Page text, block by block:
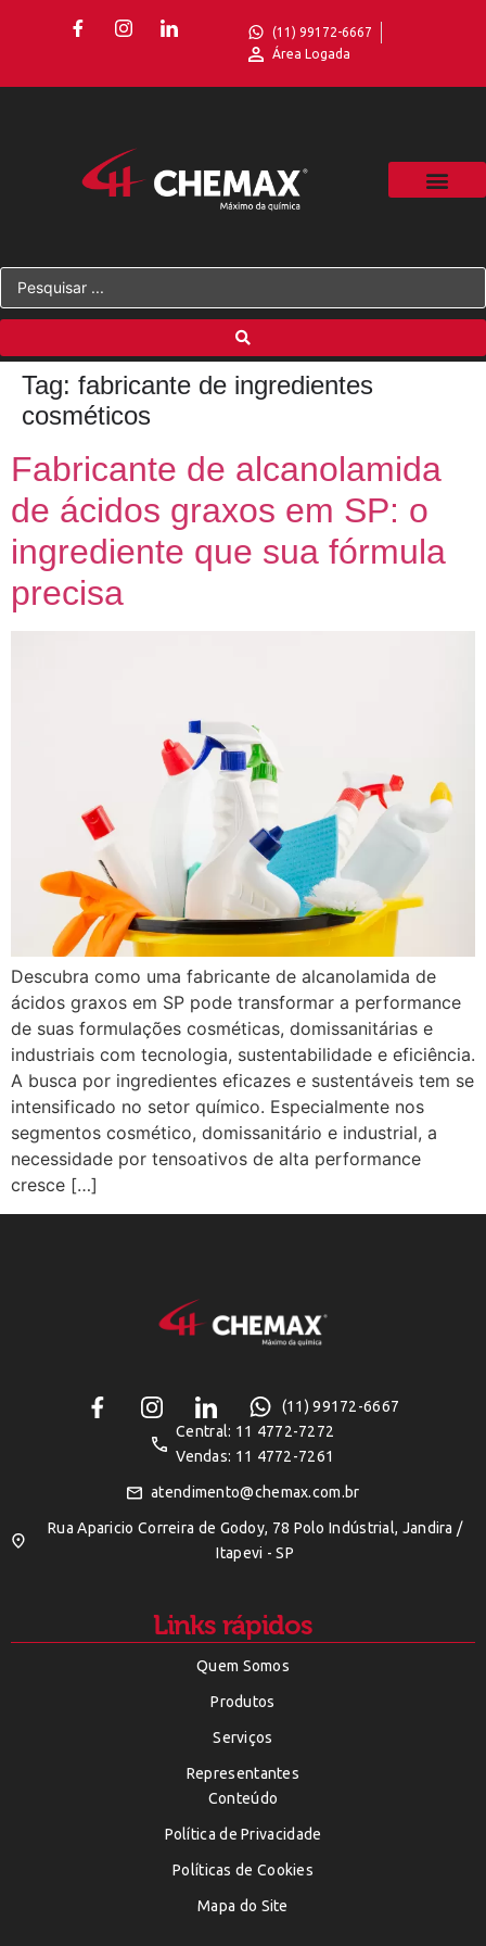
(11) 99172-6667
Área Logada
Tag: fabricante de ingredientes
cosméticos
Fabricante de alcanolamida
de ácidos graxos em SP: o
ingrediente que sua fórmula
precisa
Descubra como uma fabricante de alcanolamida de
ácidos graxos em SP pode transformar a performance
de suas formulações cosméticas, domissanitárias e
industriais com tecnologia, sustentabilidade e eficiência.
A busca por ingredientes eficazes e sustentáveis tem se
intensificado no setor químico. Especialmente nos
segmentos cosmético, domissanitário e industrial, a
necessidade por tensoativos de alta performance
cresce […]
(11) 99172-6667
Central: 11 4772-7272
Vendas: 11 4772-7261
atendimento@chemax.com.br
Rua Aparicio Correira de Godoy, 78 Polo Indústrial, Jandira /
Itapevi - SP
Links rápidos
Quem Somos
Produtos
Serviços
Representantes
Conteúdo
Política de Privacidade
Políticas de Cookies
Mapa do Site